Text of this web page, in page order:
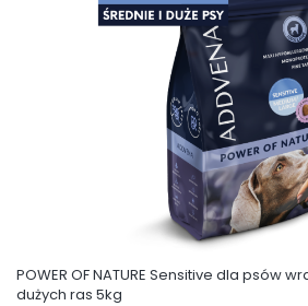
POWER OF NATURE Sensitive dla psów
dużych ras 5kg